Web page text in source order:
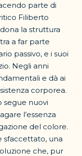
parte di
Filiberto
la struttura
a far parte
passivo, e i suoi
Negli anni
e dà ai
corporea.
segue nuovi
l’essenza
del colore.
sfaccettato, una
che, pur